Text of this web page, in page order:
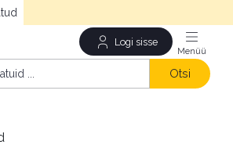
Logi sisse
Otsi